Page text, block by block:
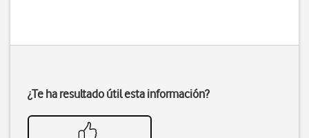
¿Te ha resultado útil esta información?